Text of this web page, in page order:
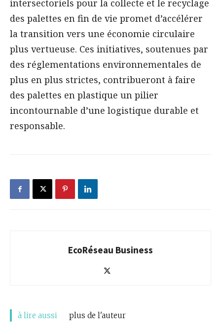
intersectoriels pour la collecte et le recyclage
des palettes en fin de vie promet d’accélérer
la transition vers une économie circulaire
plus vertueuse. Ces initiatives, soutenues par
des réglementations environnementales de
plus en plus strictes, contribueront à faire
des palettes en plastique un pilier
incontournable d’une logistique durable et
responsable.
EcoRéseau Business
à lire aussi plus de l'auteur